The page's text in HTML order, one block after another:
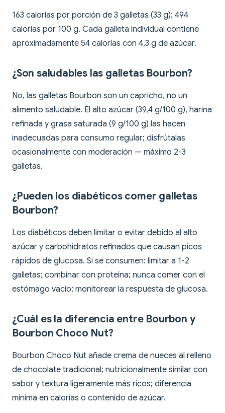
163 calorías por porción de 3 galletas (33 g); 494
calorías por 100 g. Cada galleta individual contiene
aproximadamente 54 calorías con 4,3 g de azúcar.
¿Son saludables las galletas Bourbon?
No, las galletas Bourbon son un capricho, no un
alimento saludable. El alto azúcar (39,4 g/100 g), harina
refinada y grasa saturada (9 g/100 g) las hacen
inadecuadas para consumo regular; disfrútalas
ocasionalmente con moderación — máximo 2-3
galletas.
¿Pueden los diabéticos comer galletas
Bourbon?
Los diabéticos deben limitar o evitar debido al alto
azúcar y carbohidratos refinados que causan picos
rápidos de glucosa. Si se consumen: limitar a 1-2
galletas; combinar con proteína; nunca comer con el
estómago vacío; monitorear la respuesta de glucosa.
¿Cuál es la diferencia entre Bourbon y
Bourbon Choco Nut?
Bourbon Choco Nut añade crema de nueces al relleno
de chocolate tradicional; nutricionalmente similar con
sabor y textura ligeramente más ricos; diferencia
mínima en calorías o contenido de azúcar.